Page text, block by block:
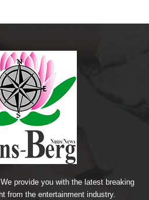
provide you with the latest breaking
from the entertainment industry.